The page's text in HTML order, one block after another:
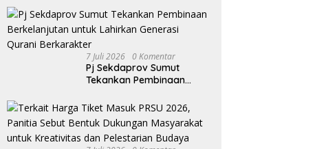
Panti Asuhan Alwashliyah
Tanjungpura
7 Juli 2026 0 Komentar
Pj Sekdaprov Sumut
Tekankan Pembinaan
Lahirkan Generasi Qurani
Berkarakter